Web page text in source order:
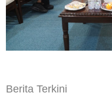
Berita Terkini